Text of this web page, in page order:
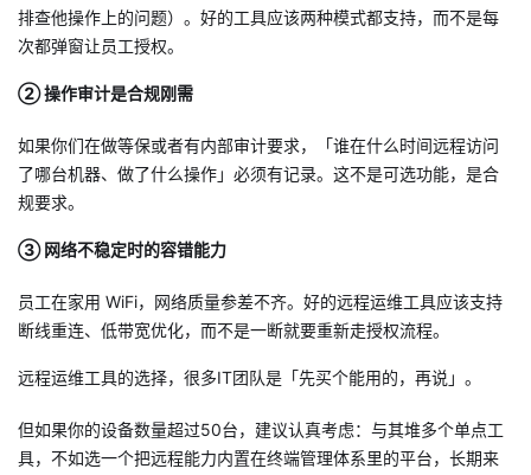
排查他操作上的问题）。好的工具应该两种模式都支持，而不是每
次都弹窗让员工授权。
② 操作审计是合规刚需
如果你们在做等保或者有内部审计要求，「谁在什么时间远程访问
了哪台机器、做了什么操作」必须有记录。这不是可选功能，是合
规要求。
③ 网络不稳定时的容错能力
员工在家用 WiFi，网络质量参差不齐。好的远程运维工具应该支持
断线重连、低带宽优化，而不是一断就要重新走授权流程。
远程运维工具的选择，很多IT团队是「先买个能用的，再说」。
但如果你的设备数量超过50台，建议认真考虑：与其堆多个单点工
具，不如选一个把远程能力内置在终端管理体系里的平台，长期来